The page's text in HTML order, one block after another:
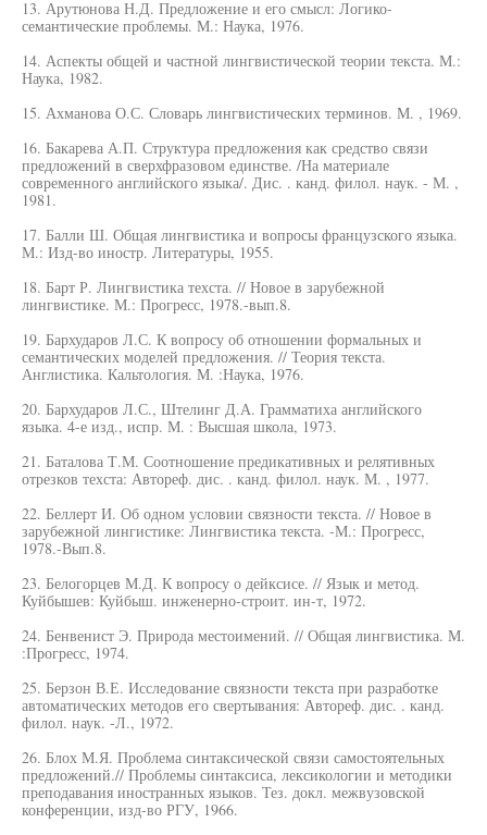
13. Арутюнова Н.Д. Предложение и его смысл: Логико-
семантические проблемы. М.: Наука, 1976.
14. Аспекты общей и частной лингвистической теории текста. М.:
Наука, 1982.
15. Ахманова О.С. Словарь лингвистических терминов. М. , 1969.
16. Бакарева А.П. Структура предложения как средство связи
предложений в сверхфразовом единстве. /На материале
современного английского языка/. Дис. . канд. филол. наук. - М. ,
1981.
17. Балли Ш. Общая лингвистика и вопросы французского языка.
М.: Изд-во иностр. Литературы, 1955.
18. Барт Р. Лингвистика техста. // Новое в зарубежной
лингвистике. М.: Прогресс, 1978.-вып.8.
19. Бархударов Л.С. К вопросу об отношении формальных и
семантических моделей предложения. // Теория текста.
Англистика. Кальтология. М. :Наука, 1976.
20. Бархударов Л.С., Штелинг Д.А. Грамматиха английского
языка. 4-е изд., испр. М. : Высшая школа, 1973.
21. Баталова Т.М. Соотношение предикативных и релятивных
отрезков техста: Автореф. дис. . канд. филол. наук. М. , 1977.
22. Беллерт И. Об одном условии связности текста. // Новое в
зарубежной лингистике: Лингвистика текста. -М.: Прогресс,
1978.-Вып.8.
23. Белогорцев М.Д. К вопросу о дейксисе. // Язык и метод.
Куйбышев: Куйбыш. инженерно-строит. ин-т, 1972.
24. Бенвенист Э. Природа местоимений. // Общая лингвистика. М.
:Прогресс, 1974.
25. Берзон В.Е. Исследование связности текста при разработке
автоматических методов его свертывания: Автореф. дис. . канд.
филол. наук. -Л., 1972.
26. Блох М.Я. Проблема синтаксической связи самостоятельных
предложений.// Проблемы синтаксиса, лексикологии и методики
преподавания иностранных языков. Тез. докл. межвузовской
конференции, изд-во РГУ, 1966.